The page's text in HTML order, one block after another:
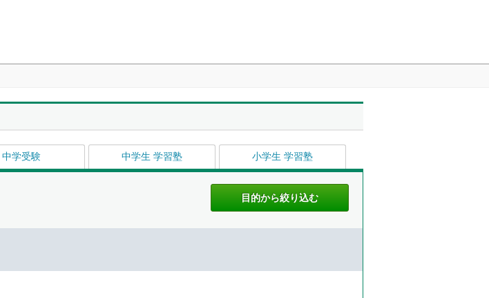
中学受験 中学生 学習塾 小学生 学習塾